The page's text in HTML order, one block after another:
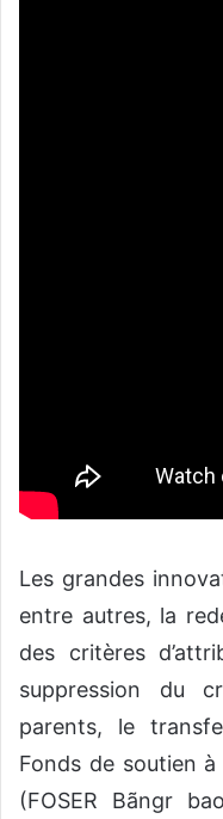
Les grandes
entre autres, la
des critères
suppression du
parents, le
Fonds de soutien
(FOSER Bãngr